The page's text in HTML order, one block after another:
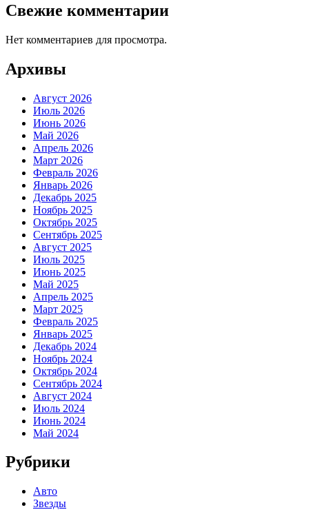
Свежие комментарии
Нет комментариев для просмотра.
Архивы
Август 2026
Июль 2026
Июнь 2026
Май 2026
Апрель 2026
Март 2026
Февраль 2026
Январь 2026
Декабрь 2025
Ноябрь 2025
Октябрь 2025
Сентябрь 2025
Август 2025
Июль 2025
Июнь 2025
Май 2025
Апрель 2025
Март 2025
Февраль 2025
Январь 2025
Декабрь 2024
Ноябрь 2024
Октябрь 2024
Сентябрь 2024
Август 2024
Июль 2024
Июнь 2024
Май 2024
Рубрики
Авто
Звезды